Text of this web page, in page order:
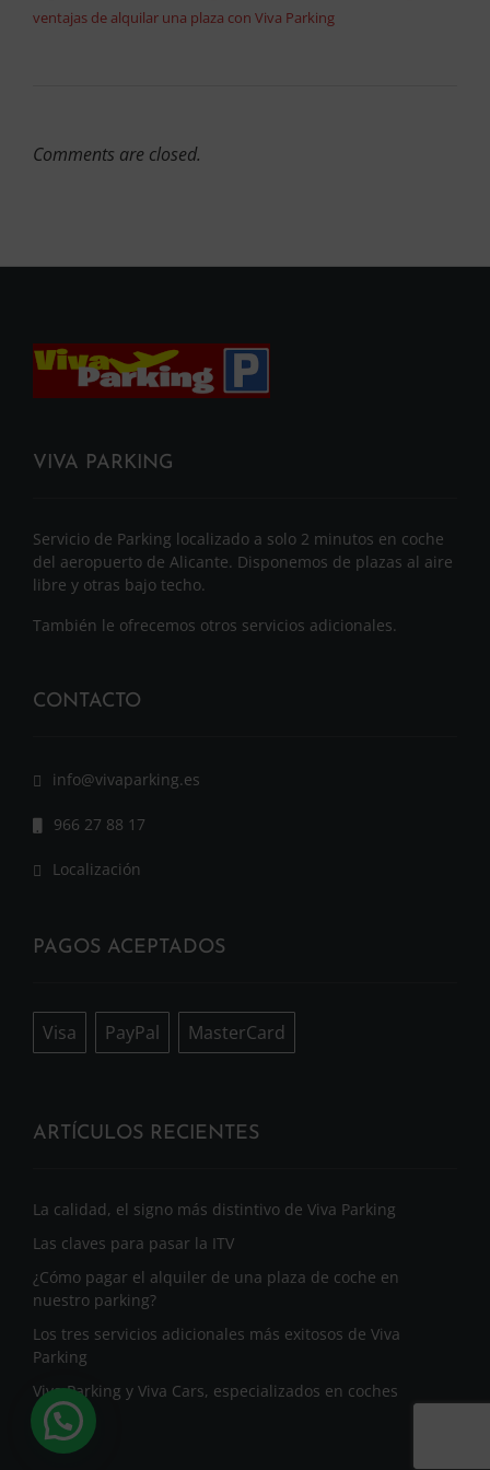
ventajas de alquilar una plaza con Viva Parking
Comments are closed.
VIVA PARKING
Servicio de Parking localizado a solo 2 minutos en coche
del aeropuerto de Alicante. Disponemos de plazas al aire
libre y otras bajo techo.
También le ofrecemos otros servicios adicionales.
CONTACTO
info@vivaparking.es
966 27 88 17
Localización
PAGOS ACEPTADOS
Visa PayPal MasterCard
ARTÍCULOS RECIENTES
La calidad, el signo más distintivo de Viva Parking
Las claves para pasar la ITV
¿Cómo pagar el alquiler de una plaza de coche en
nuestro parking?
Los tres servicios adicionales más exitosos de Viva
Parking
Viva Parking y Viva Cars, especializados en coches